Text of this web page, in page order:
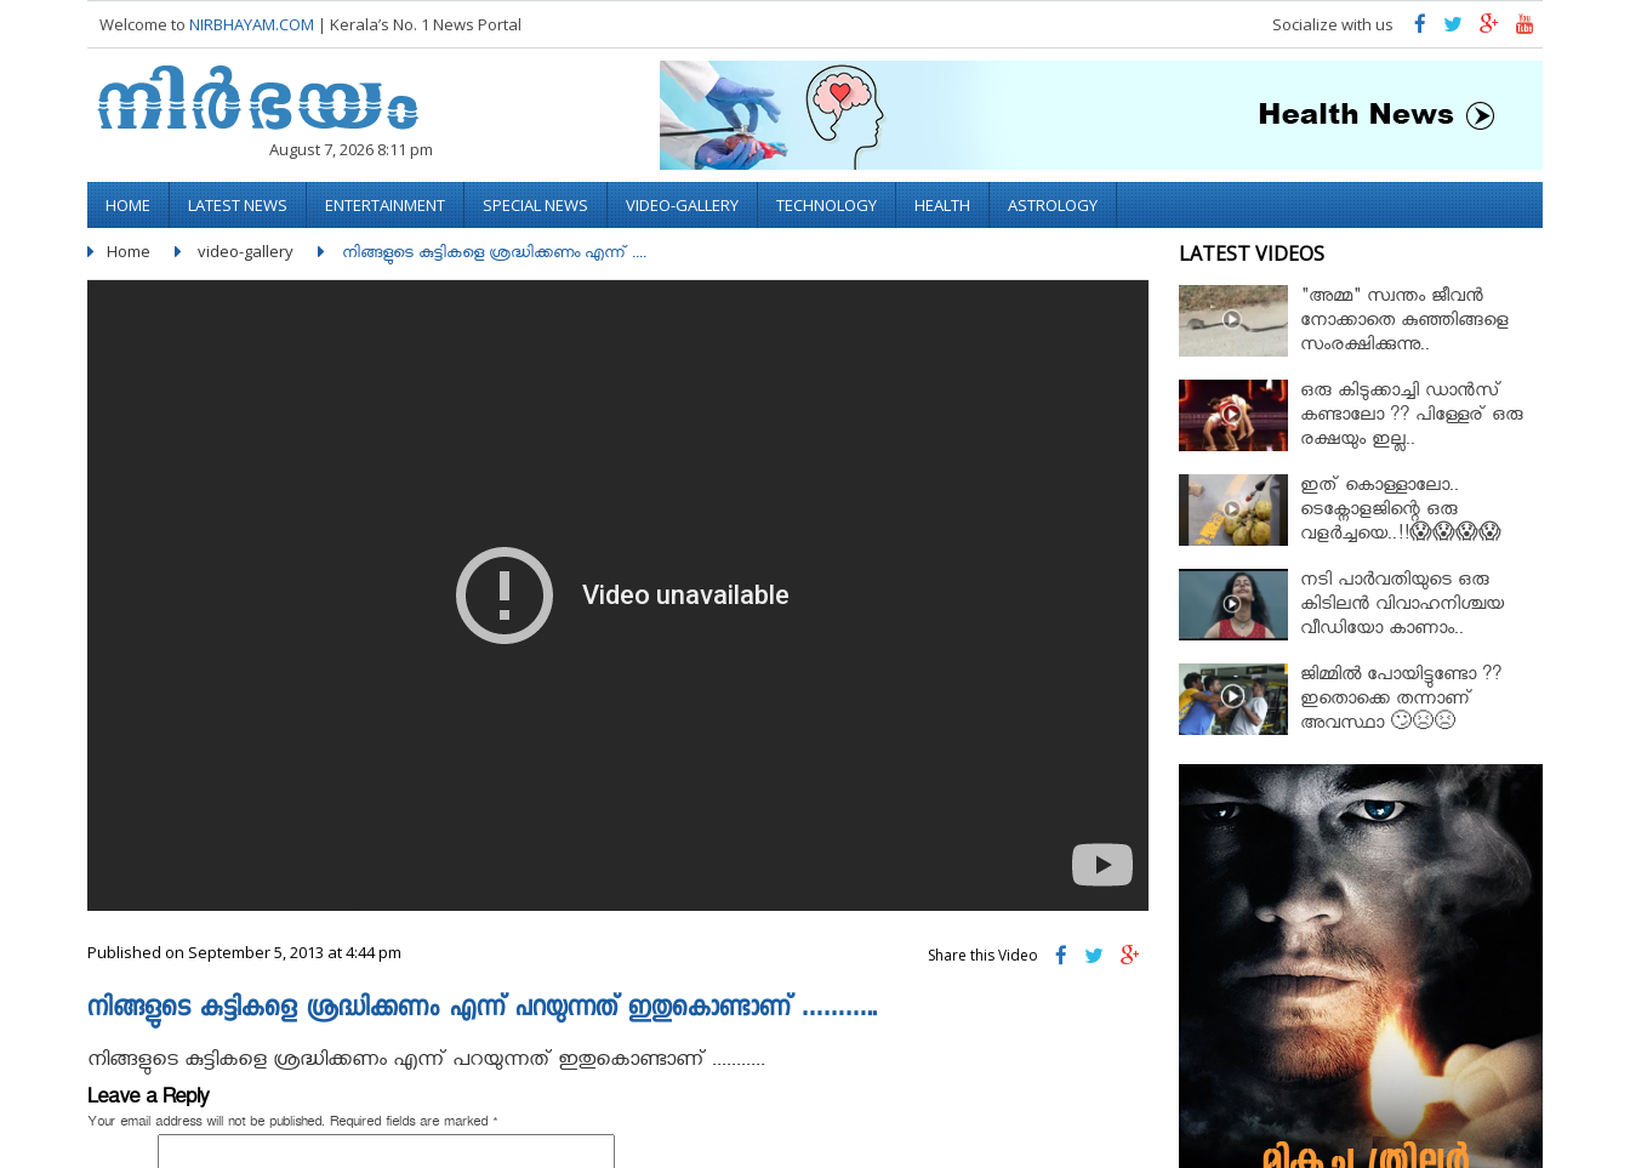
Welcome to NIRBHAYAM.COM | Kerala’s No. 1 News Portal Socialize with us
August 7, 2026 8:11 pm
HOME LATEST NEWS ENTERTAINMENT SPECIAL NEWS VIDEO-GALLERY TECHNOLOGY HEALTH ASTROLOGY
Home video-gallery നിങ്ങളുടെ കുട്ടികളെ ശ്രദ്ധിക്കണം എന്ന് ....
Published on September 5, 2013 at 4:44 pm Share this Video
നിങ്ങളുടെ കുട്ടികളെ ശ്രദ്ധിക്കണം എന്ന് പറയുന്നത് ഇതുകൊണ്ടാണ് ………..
നിങ്ങളുടെ കുട്ടികളെ ശ്രദ്ധിക്കണം എന്ന് പറയുന്നത് ഇതുകൊണ്ടാണ് ...........
Leave a Reply
Your email address will not be published. Required fields are marked *
LATEST VIDEOS
"അമ്മ" സ്വന്തം ജീവൻ
നോക്കാതെ കുഞ്ഞിങ്ങളെ
സംരക്ഷിക്കുന്നു..
ഒരു കിടുക്കാച്ചി ഡാൻസ്
കണ്ടാലോ ?? പിള്ളേര് ഒരു
രക്ഷയും ഇല്ല..
ഇത് കൊള്ളാലോ..
ടെക്നോളജിന്റെ ഒരു
വളർച്ചയെ..!!😱😱😱😱
നടി പാർവതിയുടെ ഒരു
കിടിലൻ വിവാഹനിശ്ചയ
വീഡിയോ കാണാം..
ജിമ്മിൽ പോയിട്ടുണ്ടോ ??
ഇതൊക്കെ തന്നാണ്
അവസ്ഥാ 🙄😣😣